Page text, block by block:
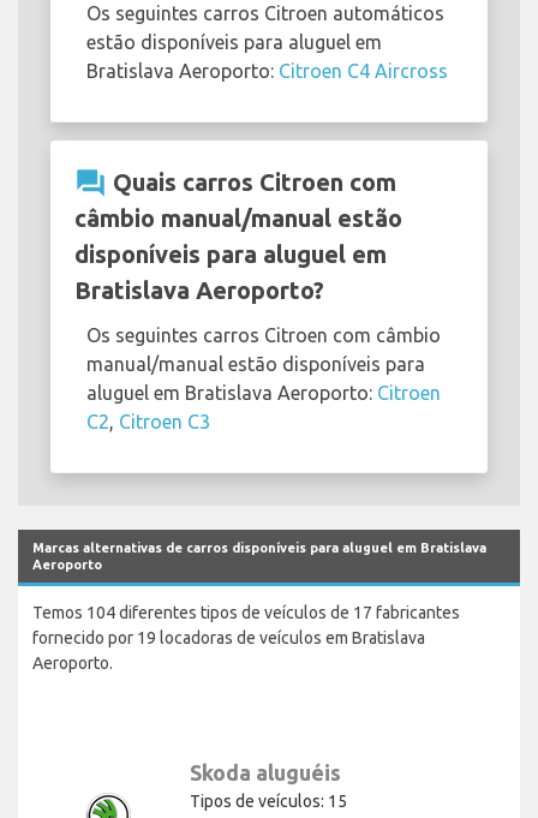
Os seguintes carros Citroen automáticos
estão disponíveis para aluguel em
Bratislava Aeroporto: Citroen C4 Aircross
question_answer Quais carros Citroen com
câmbio manual/manual estão
disponíveis para aluguel em
Bratislava Aeroporto?
Os seguintes carros Citroen com câmbio
manual/manual estão disponíveis para
aluguel em Bratislava Aeroporto: Citroen
C2 Citroen C3
Marcas alternativas de carros disponíveis para aluguel em Bratislava
Aeroporto
Temos 104 diferentes tipos de veículos de 17 fabricantes
fornecido por 19 locadoras de veículos em Bratislava
Aeroporto.
Skoda aluguéis
Tipos de veículos: 15